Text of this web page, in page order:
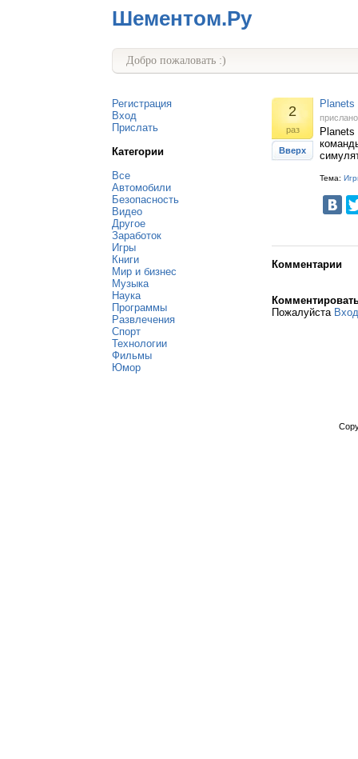
Шементом.Ру
Добро пожаловать :)
Регистрация
Вход
Прислать
Категории
Все
Автомобили
Безопасность
Видео
Другое
Заработок
Игры
Книги
Мир и бизнес
Музыка
Наука
Программы
Развлечения
Спорт
Технологии
Фильмы
Юмор
2
раз
Вверх
Тема:
Комментарии
Пожалуйста Вход